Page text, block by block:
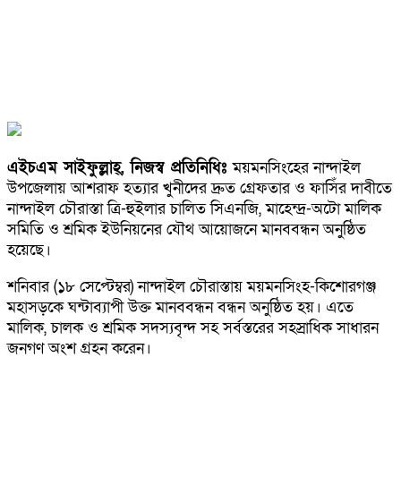
এইচএম সাইফুল্লাহ্, নিজস্ব প্রতিনিধিঃময়মনসিংহের নান্দাইল
উপজেলায় আশরাফ হত্যার খুনীদের দ্রুত গ্রেফতার ও ফাসিঁর দাবীতে
নান্দাইল চৌরাস্তা ত্রি-হুইলার চালিত সিএনজি, মাহেন্দ্র-অটো মালিক
সমিতি ও শ্রমিক ইউনিয়নের যৌথ আয়োজনে মানববন্ধন অনুষ্ঠিত
হয়েছে।
শনিবার (১৮ সেপ্টেম্বর) নান্দাইল চৌরাস্তায় ময়মনসিংহ-কিশোরগঞ্জ
মহাসড়কে ঘন্টাব্যাপী উক্ত মানববন্ধন বন্ধন অনুষ্ঠিত হয়। এতে
মালিক, চালক ও শ্রমিক সদস্যবৃন্দ সহ সর্বস্তরের সহস্রাধিক সাধারন
জনগণ অংশ গ্রহন করেন।